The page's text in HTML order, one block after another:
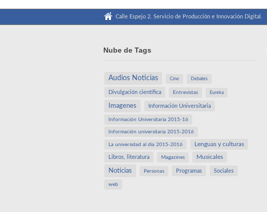
Calle Espejo 2. Servicio de Producción e Innovación Digital.
Nube de Tags
Audios Noticias Cine Debates
Divulgación científica Entrevistas Eureka
Imagenes Información Universitaria
Información Universitaria 2015-16
Información universitaria 2015-2016
La universidad al día 2015-2016 Lenguas y culturas
Libros, literatura Magazines Musicales
Noticias Personas Programas Sociales
web